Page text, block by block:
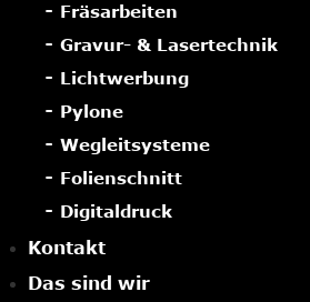
Fräsarbeiten
Gravur- & Lasertechnik
Lichtwerbung
Pylone
Wegleitsysteme
Folienschnitt
Digitaldruck
Kontakt
Das sind wir